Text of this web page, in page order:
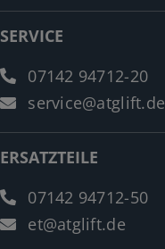
SERVICE
07142 94712-20
service@atglift.de
ERSATZTEILE
07142 94712-50
et@atglift.de